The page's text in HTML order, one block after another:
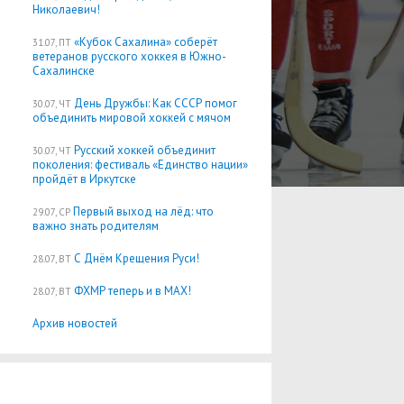
Николаевич!
31.07, ПТ «Кубок Сахалина» соберёт
ветеранов русского хоккея в Южно-
Сахалинске
30.07, ЧТ День Дружбы: Как СССР помог
объединить мировой хоккей с мячом
30.07, ЧТ Русский хоккей объединит
поколения: фестиваль «Единство нации»
пройдёт в Иркутске
29.07, СР Первый выход на лёд: что
важно знать родителям
28.07, ВТ С Днём Крещения Руси!
28.07, ВТ ФХМР теперь и в MAX!
Архив новостей